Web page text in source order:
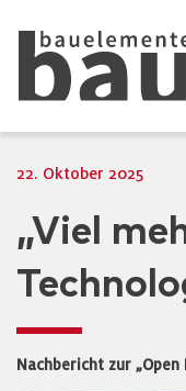
22. Oktober 2025
„Viel
Nachbericht zur „Open